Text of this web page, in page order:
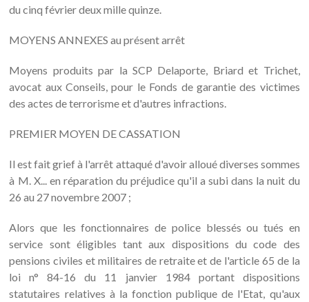
du cinq février deux mille quinze.
MOYENS ANNEXES au présent arrêt
Moyens produits par la SCP Delaporte, Briard et Trichet,
avocat aux Conseils, pour le Fonds de garantie des victimes
des actes de terrorisme et d'autres infractions.
PREMIER MOYEN DE CASSATION
Il est fait grief à l'arrêt attaqué d'avoir alloué diverses sommes
à M. X... en réparation du préjudice qu'il a subi dans la nuit du
26 au 27 novembre 2007 ;
Alors que les fonctionnaires de police blessés ou tués en
service sont éligibles tant aux dispositions du code des
pensions civiles et militaires de retraite et de l'article 65 de la
loi n° 84-16 du 11 janvier 1984 portant dispositions
statutaires relatives à la fonction publique de l'Etat, qu'aux